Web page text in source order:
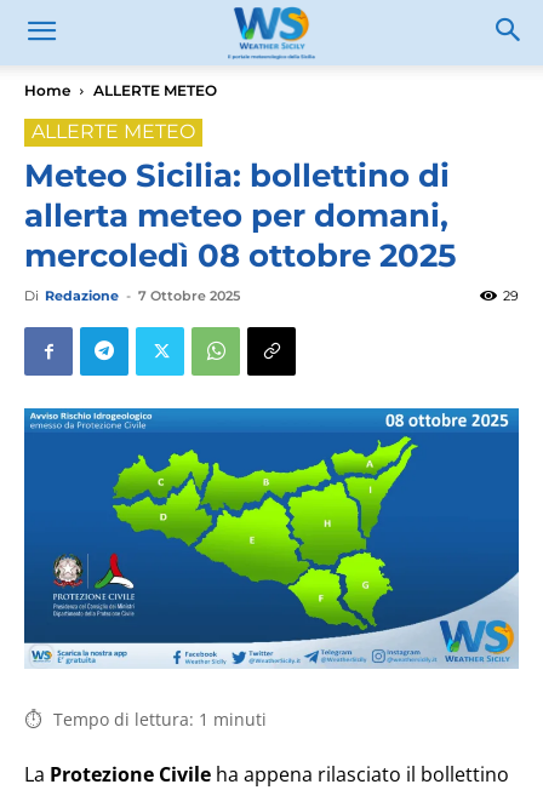
Home ALLERTE METEO
ALLERTE METEO
Meteo Sicilia: bollettino di
allerta meteo per domani,
mercoledì 08 ottobre 2025
Di Redazione - 7 Ottobre 2025 29
Tempo di lettura: 1 minuti
La Protezione Civile ha appena rilasciato il bollettino